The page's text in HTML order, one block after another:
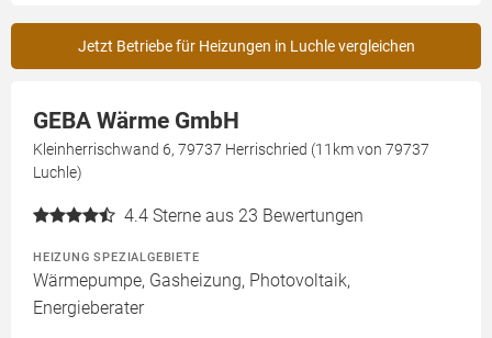
Jetzt Betriebe für Heizungen in Luchle vergleichen
GEBA Wärme GmbH
Kleinherrischwand 6, 79737 Herrischried (11km von 79737
Luchle)
4.4 Sterne aus 23 Bewertungen
HEIZUNG SPEZIALGEBIETE
Wärmepumpe, Gasheizung, Photovoltaik,
Energieberater